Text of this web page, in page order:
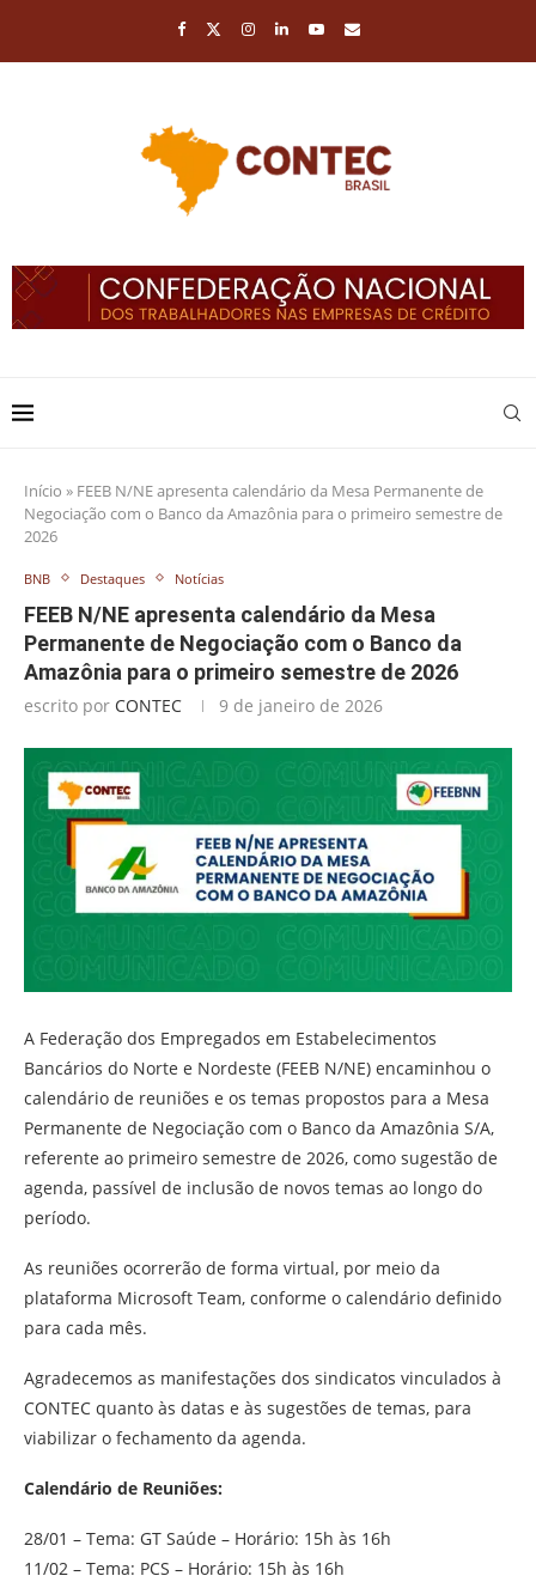
Início » FEEB N/NE apresenta calendário da Mesa Permanente de
Negociação com o Banco da Amazônia para o primeiro semestre de
2026
BNB Destaques Notícias
FEEB N/NE apresenta calendário da Mesa
Permanente de Negociação com o Banco da
Amazônia para o primeiro semestre de 2026
escrito por CONTEC 9 de janeiro de 2026
A Federação dos Empregados em Estabelecimentos
Bancários do Norte e Nordeste (FEEB N/NE) encaminhou o
calendário de reuniões e os temas propostos para a Mesa
Permanente de Negociação com o Banco da Amazônia S/A,
referente ao primeiro semestre de 2026, como sugestão de
agenda, passível de inclusão de novos temas ao longo do
período.
As reuniões ocorrerão de forma virtual, por meio da
plataforma Microsoft Team, conforme o calendário definido
para cada mês.
Agradecemos as manifestações dos sindicatos vinculados à
CONTEC quanto às datas e às sugestões de temas, para
viabilizar o fechamento da agenda.
Calendário de Reuniões:
28/01 – Tema: GT Saúde – Horário: 15h às 16h
11/02 – Tema: PCS – Horário: 15h às 16h